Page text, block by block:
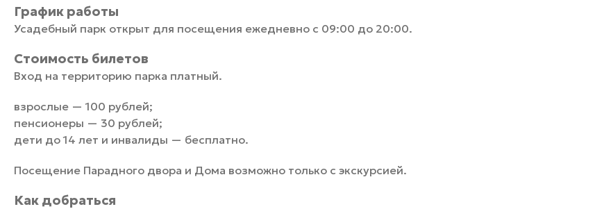
График работы
Усадебный парк открыт для посещения ежедневно с 09:00 до 20:00.
Стоимость билетов
Вход на территорию парка платный.
взрослые — 100 рублей;
пенсионеры — 30 рублей;
дети до 14 лет и инвалиды — бесплатно.
Посещение Парадного двора и Дома возможно только с экскурсией.
Как добраться